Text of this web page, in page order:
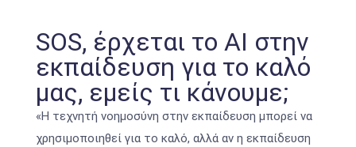
SOS, έρχεται το AI στην
εκπαίδευση για το καλό
μας, εμείς τι κάνουμε;
«Η τεχνητή νοημοσύνη στην εκπαίδευση μπορεί να
χρησιμοποιηθεί για το καλό, αλλά αν η εκπαίδευση